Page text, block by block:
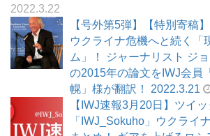
2022.3.22
【号外第5弾】【特別寄稿
ウクライナ危機へと続く「
ム」！ ジャーナリスト ジ
の2015年の論文をIWJ会員
幌」様が翻訳！ 2022.3.21
【IWJ速報3月20日】ツイ
「IWJ_Sokuho」ウクライ